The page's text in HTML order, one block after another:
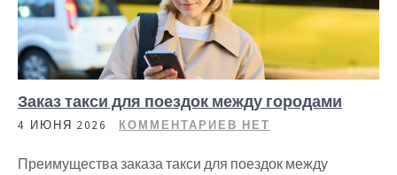
Заказ такси для поездок между городами
4 ИЮНЯ 2026 КОММЕНТАРИЕВ НЕТ
Преимущества заказа такси для поездок между